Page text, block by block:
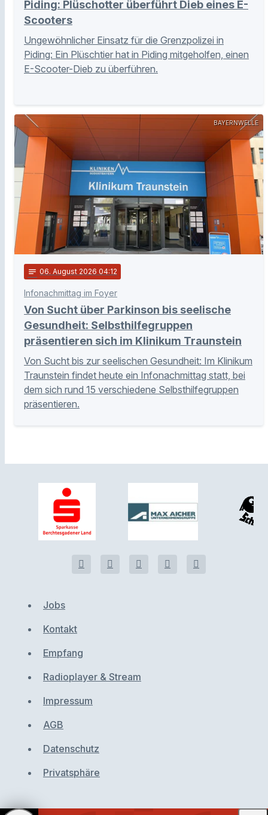
Piding: Plüschotter überführt Dieb eines E-
Scooters
Ungewöhnlicher Einsatz für die Grenzpolizei in
Piding: Ein Plüschtier hat in Piding mitgeholfen, einen
E-Scooter-Dieb zu überführen.
BAYERNWELLE
notes 06. August 2026 04:12
Infonachmittag im Foyer
Von Sucht über Parkinson bis seelische
Gesundheit: Selbsthilfegruppen
präsentieren sich im Klinikum Traunstein
Von Sucht bis zur seelischen Gesundheit: Im Klinikum
Traunstein findet heute ein Infonachmittag statt, bei
dem sich rund 15 verschiedene Selbsthilfegruppen
präsentieren.
Jobs
Kontakt
Empfang
Radioplayer & Stream
Impressum
AGB
Datenschutz
Privatsphäre